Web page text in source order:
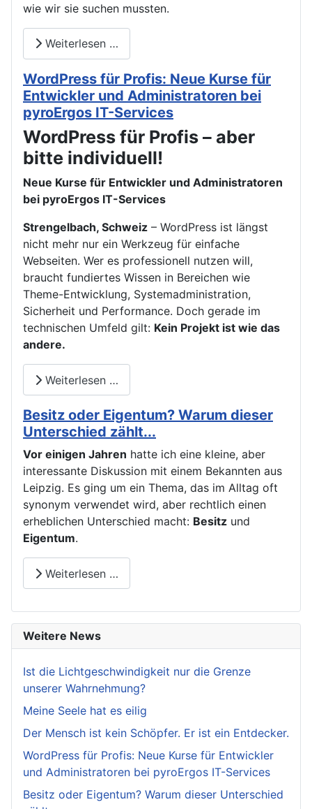
wie wir sie suchen mussten.
Weiterlesen …
WordPress für Profis: Neue Kurse für
Entwickler und Administratoren bei
pyroErgos IT-Services
WordPress für Profis – aber
bitte individuell!
Neue Kurse für Entwickler und Administratoren
bei pyroErgos IT-Services
Strengelbach, Schweiz – WordPress ist längst
nicht mehr nur ein Werkzeug für einfache
Webseiten. Wer es professionell nutzen will,
braucht fundiertes Wissen in Bereichen wie
Theme-Entwicklung, Systemadministration,
Sicherheit und Performance. Doch gerade im
technischen Umfeld gilt: Kein Projekt ist wie das
andere.
Weiterlesen …
Besitz oder Eigentum? Warum dieser
Unterschied zählt...
Vor einigen Jahren hatte ich eine kleine, aber
interessante Diskussion mit einem Bekannten aus
Leipzig. Es ging um ein Thema, das im Alltag oft
synonym verwendet wird, aber rechtlich einen
erheblichen Unterschied macht: Besitz und
Eigentum.
Weiterlesen …
Weitere News
Ist die Lichtgeschwindigkeit nur die Grenze
unserer Wahrnehmung?
Meine Seele hat es eilig
Der Mensch ist kein Schöpfer. Er ist ein Entdecker.
WordPress für Profis: Neue Kurse für Entwickler
und Administratoren bei pyroErgos IT-Services
Besitz oder Eigentum? Warum dieser Unterschied